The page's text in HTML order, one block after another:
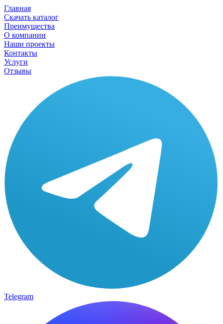
Главная
Скачать каталог
Преимущества
О компании
Наши проекты
Контакты
Услуги
Отзывы
Telegram